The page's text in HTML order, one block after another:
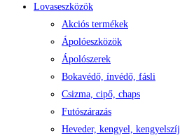
Lovaseszközök
Akciós termékek
Ápolóeszközök
Ápolószerek
Bokavédő, ínvédő, fásli
Csizma, cipő, chaps
Futószárazás
Heveder, kengyel, kengyelszíj